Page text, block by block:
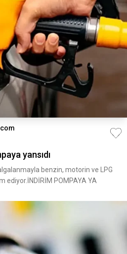
yansıdı
benzin, motorin ve LPG
ediyor.İNDİRİM POMPAYA YA